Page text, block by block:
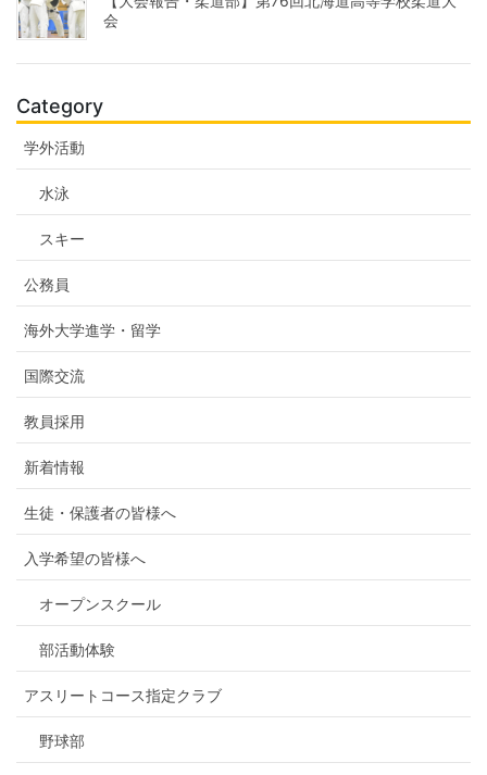
会
Category
学外活動
水泳
スキー
公務員
海外大学進学・留学
国際交流
教員採用
新着情報
生徒・保護者の皆様へ
入学希望の皆様へ
オープンスクール
部活動体験
アスリートコース指定クラブ
野球部